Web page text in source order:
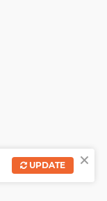
×
UPDATE